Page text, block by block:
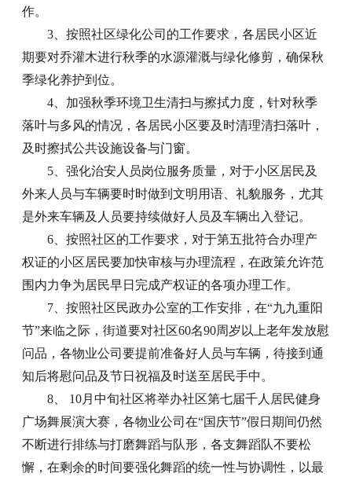
作。
3、按照社区绿化公司的工作要求，各居民小区近
期要对乔灌木进行秋季的水源灌溉与绿化修剪，确保秋
季绿化养护到位。
4、加强秋季环境卫生清扫与擦拭力度，针对秋季
落叶与多风的情况，各居民小区要及时清理清扫落叶，
及时擦拭公共设施设备与门窗。
5、强化治安人员岗位服务质量，对于小区居民及
外来人员与车辆要时时做到文明用语、礼貌服务，尤其
是外来车辆及人员要持续做好人员及车辆出入登记。
6、按照社区的工作要求，对于第五批符合办理产
权证的小区居民要加快审核与办理流程，在政策允许范
围内力争为居民早日完成产权证的各项办理工作。
7、按照社区民政办公室的工作安排，在“九九重阳
节”来临之际，街道要对社区60名90周岁以上老年发放慰
问品，各物业公司要提前准备好人员与车辆，待接到通
知后将慰问品及节日祝福及时送至居民手中。
8、 10月中旬社区将举办社区第七届千人居民健身
广场舞展演大赛，各物业公司在“国庆节”假日期间仍然
不断进行排练与打磨舞蹈与队形，各支舞蹈队不要松
懈，在剩余的时间要强化舞蹈的统一性与协调性，以最